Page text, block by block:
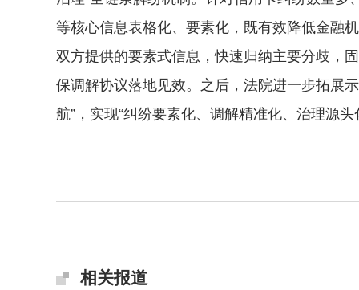
等核心信息表格化、要素化，既有效降低金融
双方提供的要素式信息，快速归纳主要分歧，
保调解协议落地见效。之后，法院进一步拓展
航”，实现“纠纷要素化、调解精准化、治理源
相关报道